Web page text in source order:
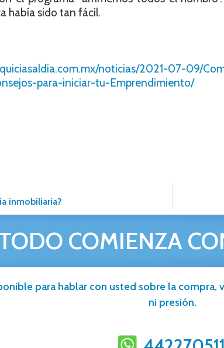
había sido tan fácil.
noticias/2021-07-09/
para-iniciar-tu-Emprendimiento/
inmobiliaria?
COMIENZA
para hablar con usted sobre la
ni presión.